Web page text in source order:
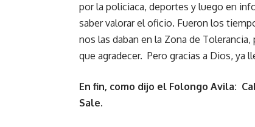
por la policiaca, deportes y luego en
saber valorar el oficio. Fueron los
nos las daban en la Zona de
que agradecer. Pero gracias a Dios, ya
En fin, como dijo el Folongo Avila:
Sale.